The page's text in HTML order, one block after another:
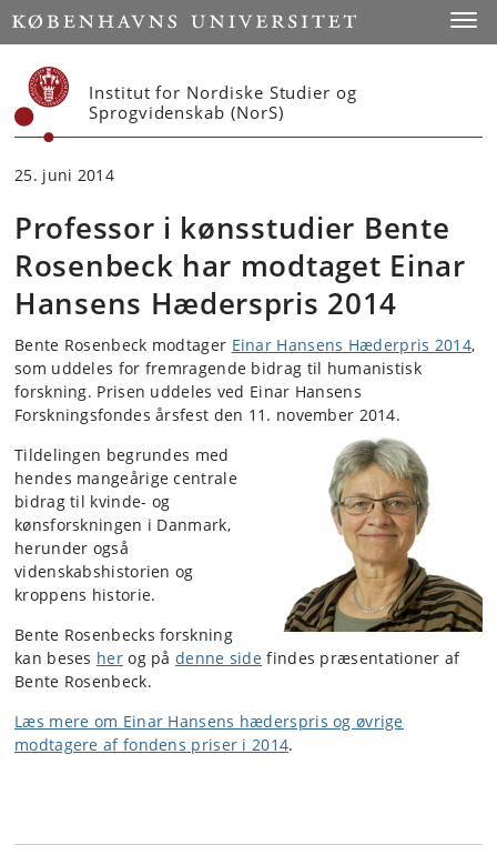
Start
Institut for Nordiske Studier og
Sprogvidenskab (NorS)
25. juni 2014
Professor i kønsstudier Bente
Rosenbeck har modtaget Einar
Hansens Hæderspris 2014
Bente Rosenbeck modtager Einar Hansens Hæderpris 2014,
som uddeles for fremragende bidrag til humanistisk
forskning. Prisen uddeles ved Einar Hansens
Forskningsfondes årsfest den 11. november 2014.
Tildelingen begrundes med
hendes mangeårige centrale
bidrag til kvinde- og
kønsforskningen i Danmark,
herunder også
videnskabshistorien og
kroppens historie.
Bente Rosenbecks forskning
kan beses herog pådenne side findes præsentationer af
Bente Rosenbeck.
Læs mere om Einar Hansens hæderspris og øvrige
modtagere af fondens priser i 2014.